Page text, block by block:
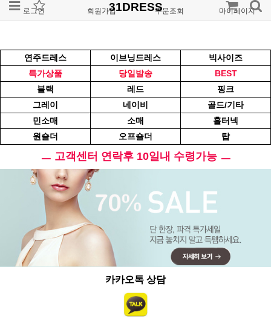
로그인 회원가입 주문조회 마이페이지
31DRESS
연주드레스 이브닝드레스
빅사이즈
특가상품
당일발송
BEST
블랙
레드
핑크
그레이
네이비
골드/기타
민소매
소매
홀터넥
원숄더
오프숄더 탑
ㅡ 고객센터 연락후 10일내 수령가능 ㅡ
카카오톡 상담